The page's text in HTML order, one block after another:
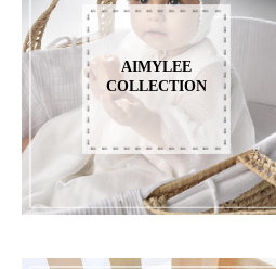
AIMYLEE
COLLECTION